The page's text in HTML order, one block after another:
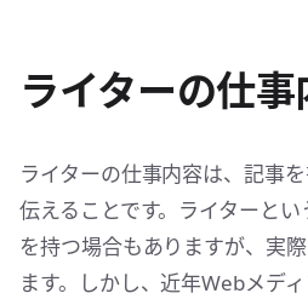
ライターの仕事
ライターの仕事内容は、記事
伝えることです。ライターと
を持つ場合もありますが、実
ます。しかし、近年Webメデ